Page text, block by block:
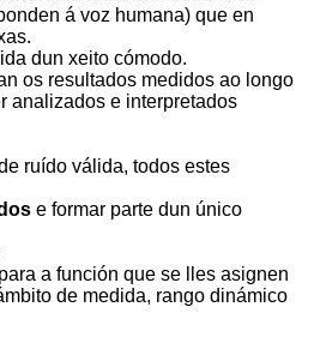
á voz humana) que en
dun xeito cómodo.
os resultados medidos ao longo
analizados e interpretados
ruído válida, todos estes
e formar parte dun único
para a función que se lles asignen
de medida, rango dinámico